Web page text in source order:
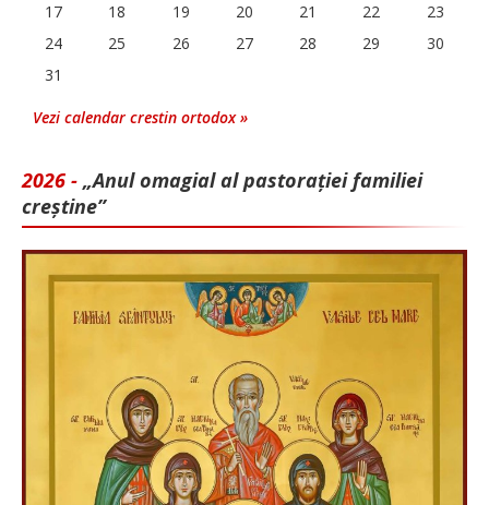
17
18 19 20 21 22
23
24
25 26 27 28 29
30
31
Vezi calendar crestin ortodox »
2026 - „Anul omagial al pastorației familiei
creștine”